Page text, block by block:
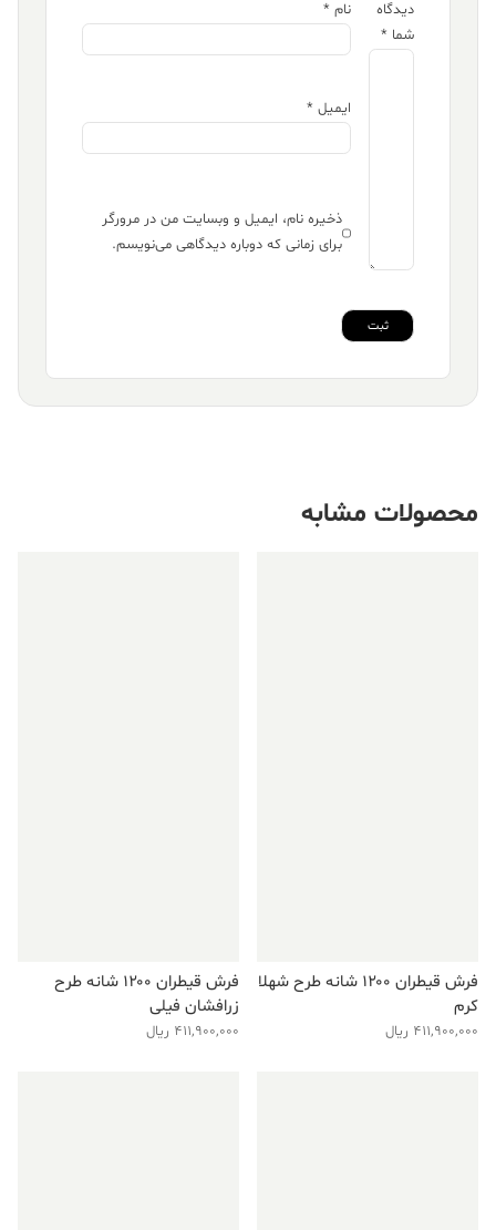
دیدگاه
شما *
نام *
ایمیل *
ذخیره نام، ایمیل و وبسایت من در مرورگر
برای زمانی که دوباره دیدگاهی می‌نویسم.
محصولات مشابه
فرش قیطران ۱۲۰۰ شانه طرح شهلا
کرم
411,900,000 ریال
فرش قیطران ۱۲۰۰ شانه طرح
زرافشان فیلی
411,900,000 ریال